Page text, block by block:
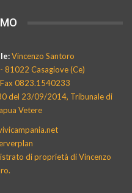
Vincenzo Santoro
81022 Casagiove (Ce)
0823.1540233
del 23/09/2014, Tribunale di
Vetere
di proprietà di Vincenzo